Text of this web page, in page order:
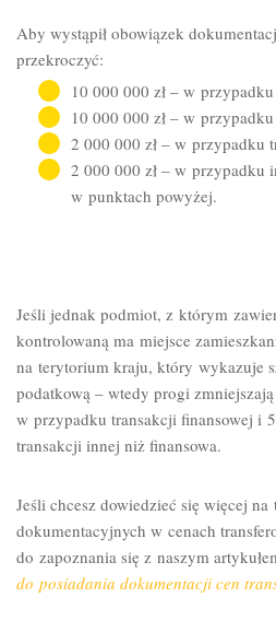
Aby wystąpił obowiązek
przekroczyć:
10 000 000 zł – w
10 000 000 zł – w
2 000 000 zł – w przypadku
2 000 000 zł – w przypadku
w punktach powyżej.
Jeśli jednak podmiot, z którym
kontrolowaną ma miejsce
na terytorium kraju, który wykazuje
podatkową – wtedy progi
w przypadku transakcji finansowej i
transakcji innej niż finansowa.
Jeśli chcesz dowiedzieć się więcej
dokumentacyjnych w cenach
do zapoznania się z naszym
do posiadania dokumentacji cen